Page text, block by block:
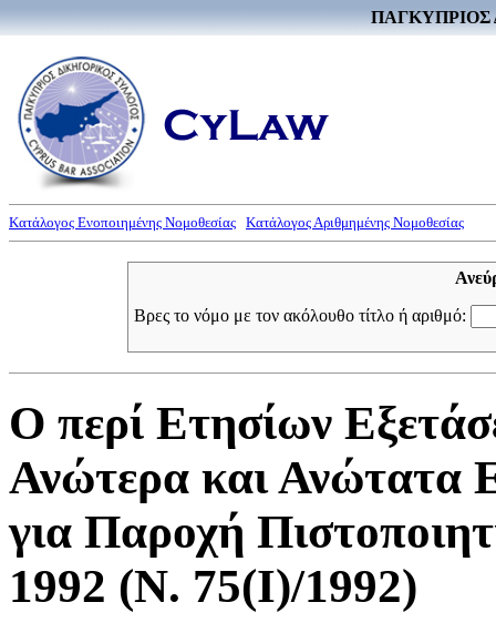
ΠΑΓΚΥΠΡΙΟΣ
Κατάλογος Ενοποιημένης Νομοθεσίας Κατάλογος Αριθμημένης Νομοθεσίας
Βρες το νόμο με τον ακόλουθο τίτλο ή αριθμό:
Ο περί Ετησίων
Ανώτερα και Ανώτατα
για Παροχή
1992 (Ν. 75(I)/1992)